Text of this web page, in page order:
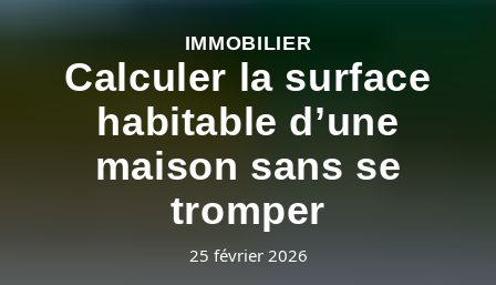
IMMOBILIER
Calculer la surface
habitable d’une
maison sans se
tromper
25 février 2026